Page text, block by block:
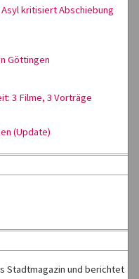
kritisiert Abschiebung
Göttingen
3 Filme, 3 Vorträge
(Update)
Stadtmagazin und berichtet